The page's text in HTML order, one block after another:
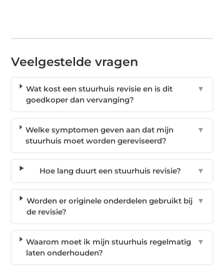
Veelgestelde vragen
Wat kost een stuurhuis revisie en is dit
goedkoper dan vervanging?
▼
Welke symptomen geven aan dat mijn
stuurhuis moet worden gereviseerd?
▼
Hoe lang duurt een stuurhuis revisie? ▼
Worden er originele onderdelen gebruikt bij
de revisie?
▼
Waarom moet ik mijn stuurhuis regelmatig
laten onderhouden?
▼